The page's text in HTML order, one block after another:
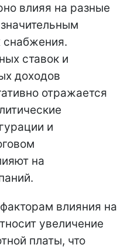
влияя на разные
ставок и
доходов
отражается
и
на
влияния на
увеличение
платы, что